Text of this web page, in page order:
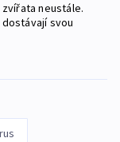
neustále.
svou